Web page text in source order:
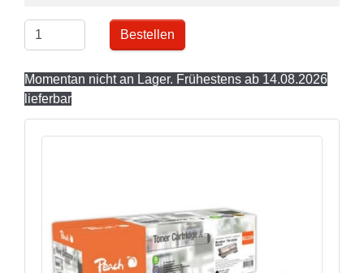
Bestellen
Momentan nicht an Lager. Frühestens ab 14.08.2026
lieferbar